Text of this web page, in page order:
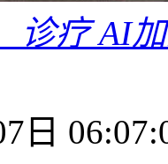
诊疗 AI
日